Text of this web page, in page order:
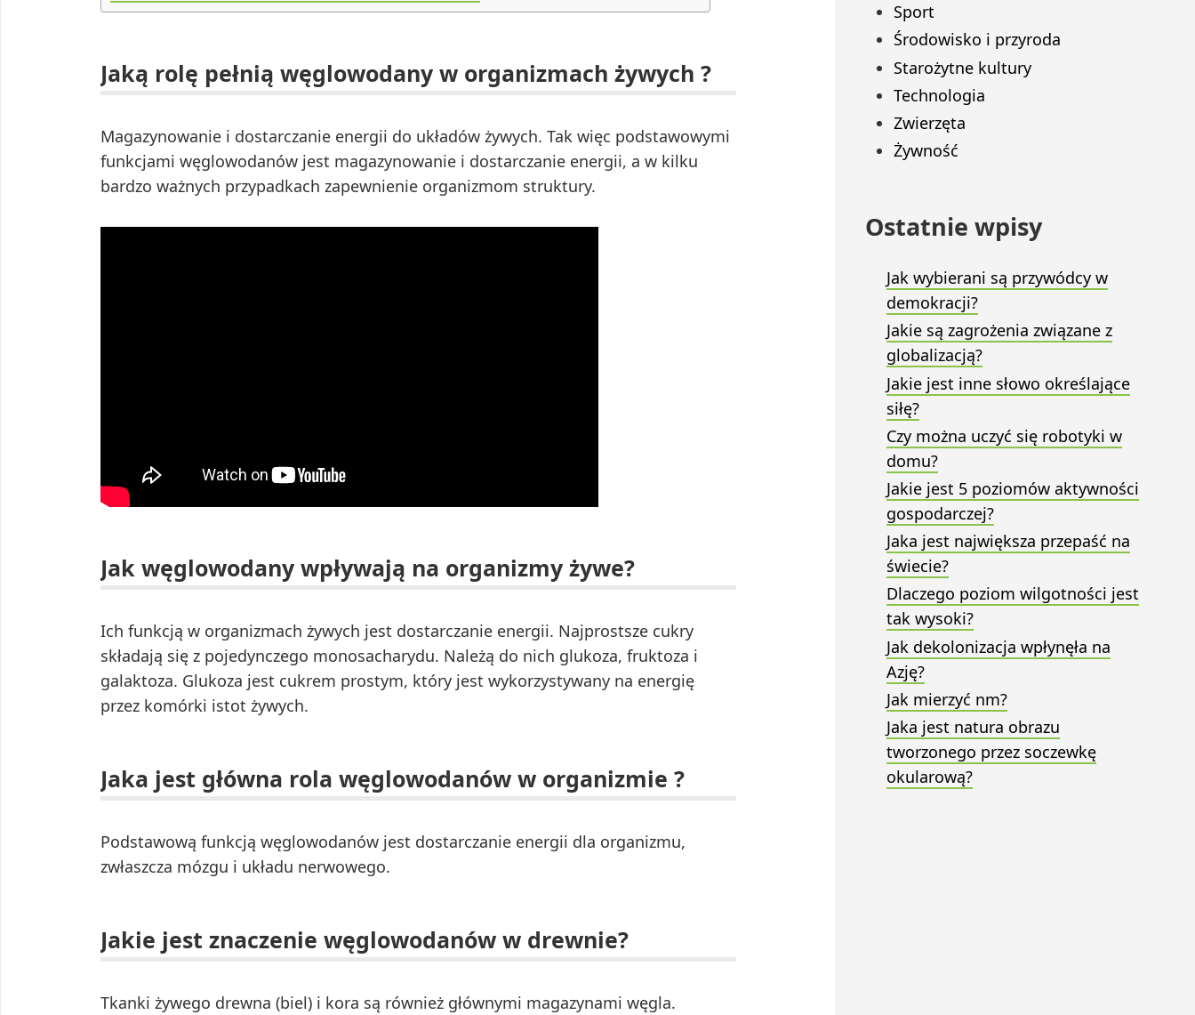
Jaką rolę pełnią węglowodany w organizmach żywych ?
Magazynowanie i dostarczanie energii do układów żywych. Tak więc podstawowymi
funkcjami węglowodanów jest magazynowanie i dostarczanie energii, a w kilku
bardzo ważnych przypadkach zapewnienie organizmom struktury.
Jak węglowodany wpływają na organizmy żywe?
Ich funkcją w organizmach żywych jest dostarczanie energii. Najprostsze cukry
składają się z pojedynczego monosacharydu. Należą do nich glukoza, fruktoza i
galaktoza. Glukoza jest cukrem prostym, który jest wykorzystywany na energię
przez komórki istot żywych.
Jaka jest główna rola węglowodanów w organizmie ?
Podstawową funkcją węglowodanów jest dostarczanie energii dla organizmu,
zwłaszcza mózgu i układu nerwowego.
Jakie jest znaczenie węglowodanów w drewnie?
Tkanki żywego drewna (biel) i kora są również głównymi magazynami węgla.
Sport
Środowisko i przyroda
Starożytne kultury
Technologia
Zwierzęta
Żywność
Ostatnie wpisy
Jak wybierani są przywódcy w
demokracji?
Jakie są zagrożenia związane z
globalizacją?
Jakie jest inne słowo określające
siłę?
Czy można uczyć się robotyki w
domu?
Jakie jest 5 poziomów aktywności
gospodarczej?
Jaka jest największa przepaść na
świecie?
Dlaczego poziom wilgotności jest
tak wysoki?
Jak dekolonizacja wpłynęła na
Azję?
Jak mierzyć nm?
Jaka jest natura obrazu
tworzonego przez soczewkę
okularową?